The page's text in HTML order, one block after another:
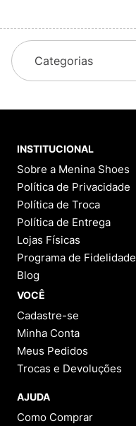
Categorias
INSTITUCIONAL
Sobre a Menina Shoes
Política de Privacidade
Política de Troca
Política de Entrega
Lojas Físicas
Programa de Fidelidade
Blog
VOCÊ
Cadastre-se
Minha Conta
Meus Pedidos
Trocas e Devoluções
AJUDA
Como Comprar